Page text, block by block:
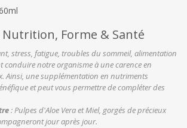
Forme & Santé
stress, fatigue, troubles du sommeil, alimentation
conduire notre organisme à une carence en
Ainsi, une supplémentation en nutriments
et peut vous permettre de compléter des
: Pulpes d'Aloe Vera et Miel, gorgés de précieux
jour après jour.